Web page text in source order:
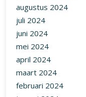
augustus 2024
juli 2024
juni 2024
mei 2024
april 2024
maart 2024
februari 2024